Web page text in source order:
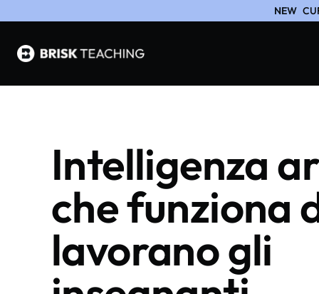
NEW
Intelligenza
che funziona
lavorano gli